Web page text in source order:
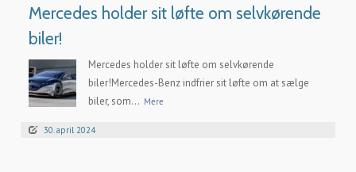
Mercedes holder sit løfte om selvkørende
biler!
Mercedes holder sit løfte om selvkørende
biler!Mercedes-Benz indfrier sit løfte om at sælge
biler, som... Mere
30. april 2024